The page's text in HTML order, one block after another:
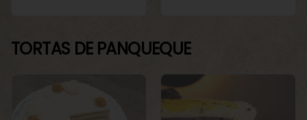
TORTAS DE PANQUEQUE